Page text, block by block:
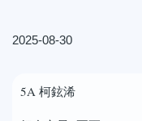
2025-08-30
5A 柯鉉浠